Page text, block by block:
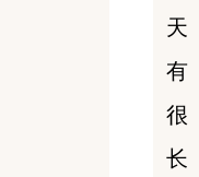
天
有
很
长